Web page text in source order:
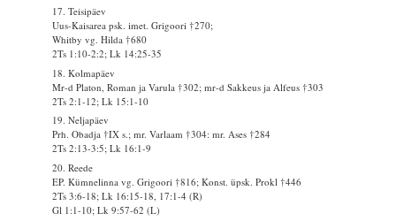
17. Teisipäev
Uus-Kaisarea psk. imet. Grigoori †270;
Whitby vg. Hilda †680
2Ts 1:10-2:2; Lk 14:25-35
18. Kolmapäev
Mr-d Platon, Roman ja Varula †302; mr-d Sakkeus ja Alfeus †303
2Ts 2:1-12; Lk 15:1-10
19. Neljapäev
Prh. Obadja †IX s.; mr. Varlaam †304: mr. Ases †284
2Ts 2:13-3:5; Lk 16:1-9
20. Reede
EP. Kümnelinna vg. Grigoori †816; Konst. üpsk. Prokl †446
2Ts 3:6-18; Lk 16:15-18, 17:1-4 (R)
Gl 1:1-10; Lk 9:57-62 (L)